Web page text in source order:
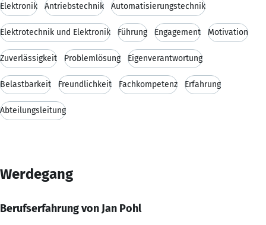
Elektronik Antriebstechnik Automatisierungstechnik
Elektrotechnik und Elektronik Führung Engagement Motivation
Zuverlässigkeit Problemlösung Eigenverantwortung
Belastbarkeit Freundlichkeit Fachkompetenz Erfahrung
Abteilungsleitung
Werdegang
Berufserfahrung von Jan Pohl